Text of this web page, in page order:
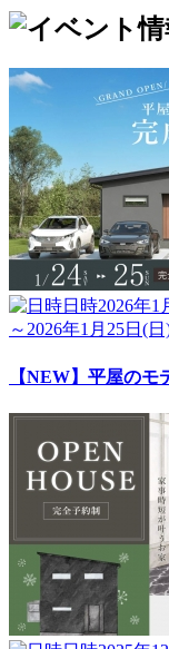
日時2026年1
～2026年1月25日(日
【NEW】平屋の